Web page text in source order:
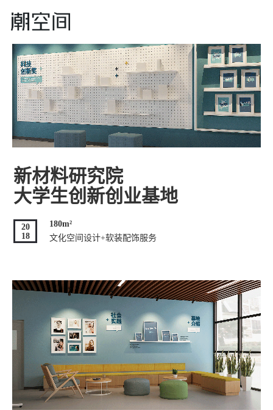
新材料研究院
大学生创新创业基地
20
18
180m²
文化空间设计+软装配饰服务